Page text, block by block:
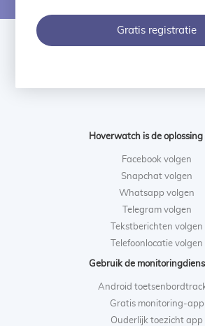
Gratis registratie
Hoverwatch is de oplossing
Facebook volgen
Snapchat volgen
Whatsapp volgen
Telegram volgen
Tekstberichten volgen
Telefoonlocatie volgen
Gebruik de
Android
Gratis monitoring-app
Ouderlijk toezicht app